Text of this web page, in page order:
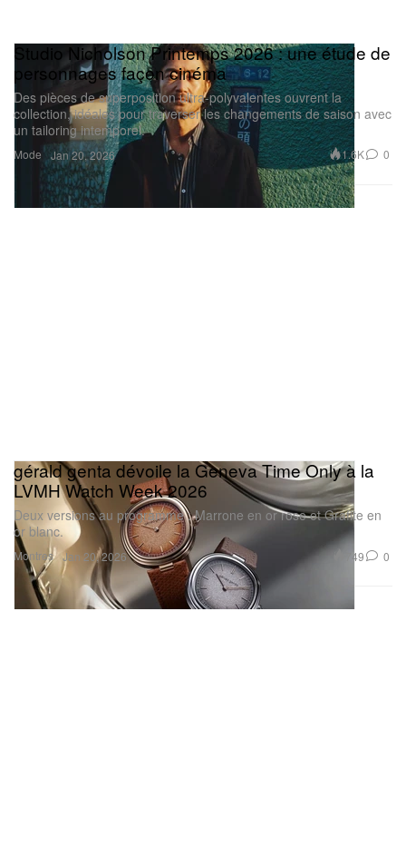
Mode
Studio Nicholson Printemps 2026 : une étude de
personnages façon cinéma
Des pièces de superposition ultra-polyvalentes ouvrent la
collection, idéales pour traverser les changements de saison avec
un tailoring intemporel.
Jan 20, 2026 1.6K 0
Montres
gérald genta dévoile la Geneva Time Only à la
LVMH Watch Week 2026
Deux versions au programme : Marrone en or rose et Grafite en
or blanc.
Jan 20, 2026 749 0